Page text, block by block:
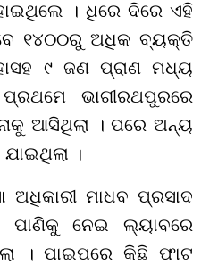
। ଧିରେ ଦିରେ ଏହି
୧୪୦୦ରୁ ଅଧିକ ବ୍ୟକ୍ତି
୯ ଜଣ ପ୍ରାଣ ମଧ୍ୟ
ଭାଗୀରଥପୁରରେ
ଆସିଥିଲା । ପରେ ଅନ୍ୟ
ଯାଇଥିଲା ।
ମାଧବ ପ୍ରସାଦ
ପାଣିକୁ ନେଇ ଲ୍ୟାବରେ
। ପାଇପରେ କିଛି ଫାଟ